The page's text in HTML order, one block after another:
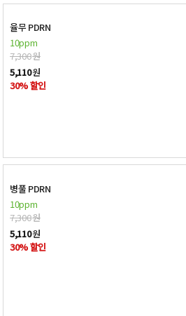
율무 PDRN
10ppm
7,300원
5,110원
30% 할인
병풀 PDRN
10ppm
7,300원
5,110원
30% 할인